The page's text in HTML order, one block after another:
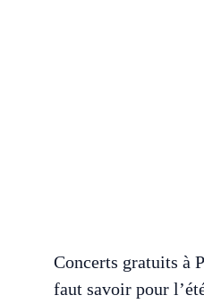
Concerts gratuits à
faut savoir pour